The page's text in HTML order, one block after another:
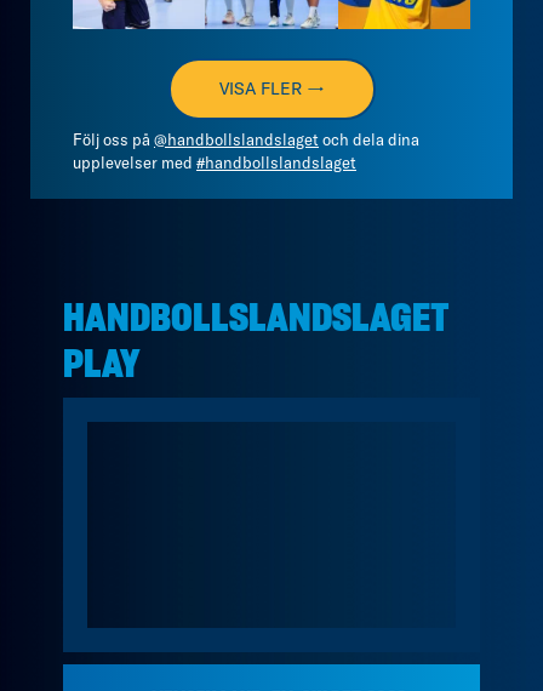
VISA FLER →
Följ oss på @handbollslandslagetoch dela dina
upplevelser med #handbollslandslaget
HANDBOLLSLANDSLAGET
PLAY